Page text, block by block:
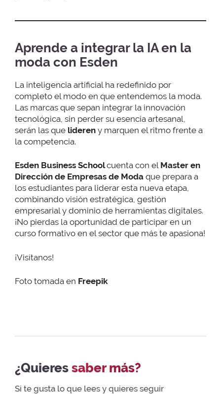
Aprende a integrar la IA en la
moda con Esden
La inteligencia artificial ha redefinido por
completo el modo en que entendemos la moda.
Las marcas que sepan integrar la innovación
tecnológica, sin perder su esencia artesanal,
serán las que lideren y marquen el ritmo frente a
la competencia.
Esden Business Schoolcuenta con el Master en
Dirección de Empresas de Moda que prepara a
los estudiantes para liderar esta nueva etapa,
combinando visión estratégica, gestión
empresarial y dominio de herramientas digitales.
¡No pierdas la oportunidad de participar en un
curso formativo en el sector que más te apasiona!
¡Visítanos!
Foto tomada en Freepik
¿Quieressaber más?
Si te gusta lo que lees y quieres seguir